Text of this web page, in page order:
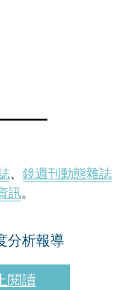
、 鏡週刊動態雜誌
訊。
分析報導
閱讀